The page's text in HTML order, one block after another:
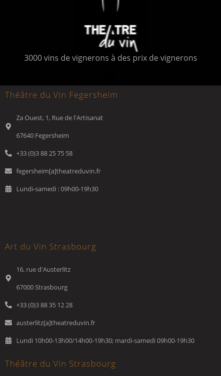
3000 vins de vignerons à des prix de vignerons
Théâtre du Vin Fegersheim
Za Ouest, 1, Rue de l'Artisanat
67640 Fegersheim
+33 (0)3 88 25 75 58
fegersheim[a]theatreduvin.fr
Lundi-samedi : 09h00-19h30
Art du Vin Strasbourg
16, rue d'Austerlitz
67000 Strasbourg
+33 (0)3 88 35 12 28
austerlitz[a]theatreduvin.fr
Lundi 10h00-13h00/14h00-19h30; mardi-samedi 09h00-19h30
Théâtre du Vin Strasbourg